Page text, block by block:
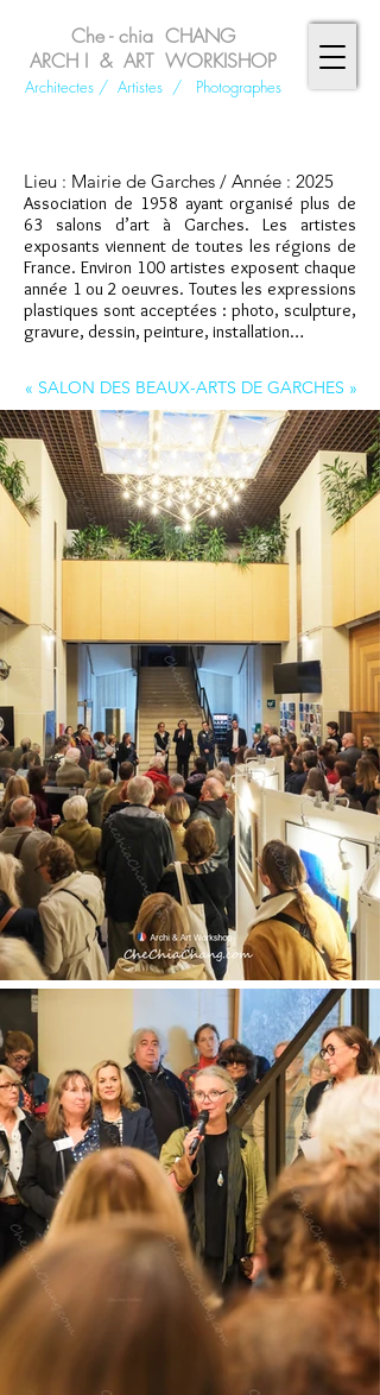
Che - chia CHANG
ARCH I & ART WORKISHOP
Architectes / Artistes / Photographes
Lieu : Mairie de Garches / Année : 2025
Association de 1958 ayant organisé plus de
63 salons d’art à Garches. Les artistes
exposants viennent de toutes les régions de
France. Environ 100 artistes exposent chaque
année 1 ou 2 oeuvres. Toutes les expressions
plastiques sont acceptées : photo, sculpture,
gravure, dessin, peinture, installation…
« SALON DES BEAUX-ARTS DE GARCHES »